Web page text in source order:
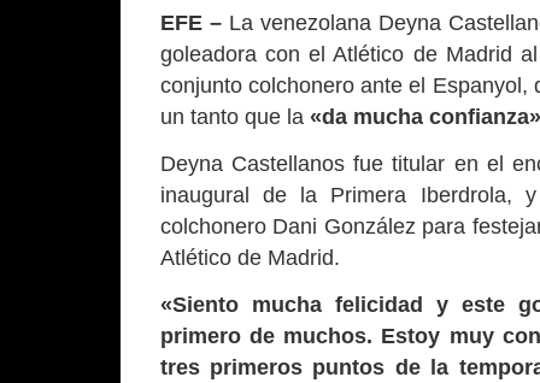
EFE –La venezolana Deyna
goleadora con el Atlético de Madrid
conjunto colchonero ante el
un tanto que la «da mucha confianza»
Deyna Castellanos fue titular en el
inaugural de la Primera Iberdrola,
colchonero Dani González para
Atlético de Madrid.
«Siento mucha felicidad y este
primero de muchos. Estoy muy
tres primeros puntos de la